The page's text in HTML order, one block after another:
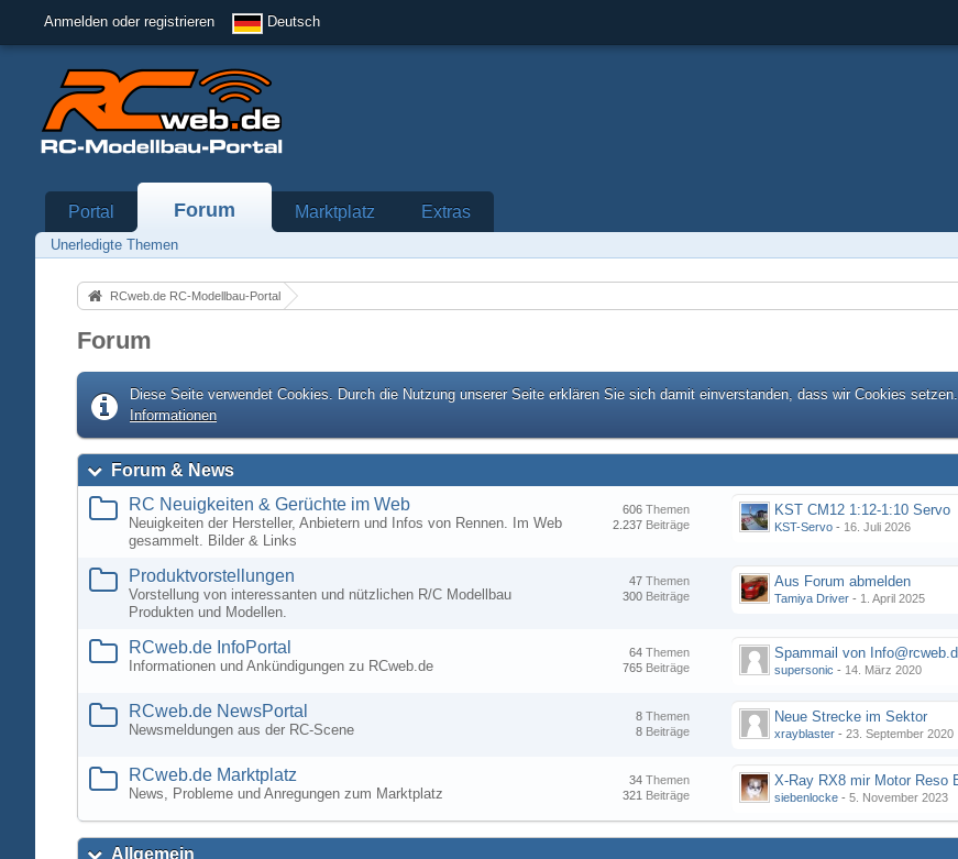
Anmelden oder registrieren Deutsch
Portal Forum Marktplatz Extras
Unerledigte Themen
RCweb.de RC-Modellbau-Portal
Forum
Diese Seite verwendet Cookies. Durch die Nutzung unserer Seite erklären Sie sich damit einverstanden, dass wir Cookies setzen.
Informationen
Forum & News
RC Neuigkeiten & Gerüchte im Web
Neuigkeiten der Hersteller, Anbietern und Infos von Rennen. Im Web
gesammelt. Bilder & Links
Themen
606
Beiträge
2.237
KST CM12 1:12-1:10 Servo
KST-Servo - 16. Juli 2026
Produktvorstellungen
Vorstellung von interessanten und nützlichen R/C Modellbau
Produkten und Modellen.
Themen
47
Beiträge
300
Aus Forum abmelden
Tamiya Driver - 1. April 2025
RCweb.de InfoPortal
Informationen und Ankündigungen zu RCweb.de
Themen
64
Beiträge
765 supersonic - 14. März 2020
RCweb.de NewsPortal
Newsmeldungen aus der RC-Scene
Themen
8
Beiträge
8
Neue Strecke im Sektor
xrayblaster - 23. September 2020
RCweb.de Marktplatz
News, Probleme und Anregungen zum Marktplatz
Themen
34
Beiträge
321 siebenlocke - 5. November 2023
Allgemein